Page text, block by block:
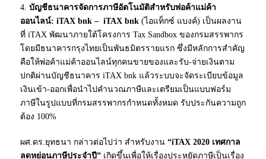
4. บัญชีธนาคารจัดการภาษีอัตโนมัติสำหรับพ่อค้าแม่ค้า
ออนไลน์: iTAX bnk – iTAX bnk (ไอแท็กซ์ แบงค์) เป็นผลงาน
ที่ iTAX พัฒนาภายใต้โครงการ Tax Sandbox ของกรมสรรพากร
โดยมีธนาคารกรุงไทยเป็นพันธมิตรรายแรก ซึ่งมีหลักการสำคัญ
คือให้พ่อค้าแม่ค้าออนไลน์ทุกคนขายของและรับ-จ่ายเงินตาม
ปกติผ่านบัญชีธนาคาร iTAX bnk แล้วระบบจะจัดระเบียบข้อมูล
เงินเข้า-ออกเพื่อนำไปคำนวณภาษีและเตรียมเป็นแบบฟอร์ม
ภาษีในรูปแบบที่กรมสรรพากรกำหนดทั้งหมด รับประกันความถูก
ต้อง 100%
ผศ.ดร.ยุทธนา กล่าวต่อไปว่า สำหรับงาน “iTAX 2020 เทศกาล
ลดหย่อนภาษีประจำปี” เกิดขึ้นเพื่อให้เรื่องประหยัดภาษีเป็นเรื่อง